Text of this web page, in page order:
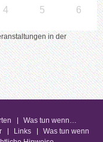
4 5 6
in der
Was tun wenn…
Links
Was tun wenn